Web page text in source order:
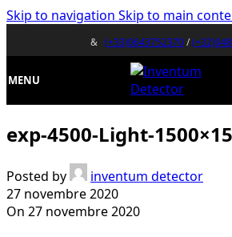
Skip to navigation Skip to main
& (+33)0643752370/
MENU
exp-4500-Light-
Posted by
inventum detector
27 novembre 2020
On 27 novembre 2020